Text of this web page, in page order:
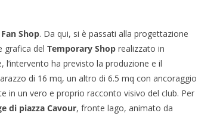
Shop. Da qui, si è passati alla progettazione
grafica del Temporary Shop realizzato in
l’intervento ha previsto la produzione e il
di 16 mq, un altro di 6.5 mq con ancoraggio
in un vero e proprio racconto visivo del club. Per
di piazza Cavour, fronte lago, animato da